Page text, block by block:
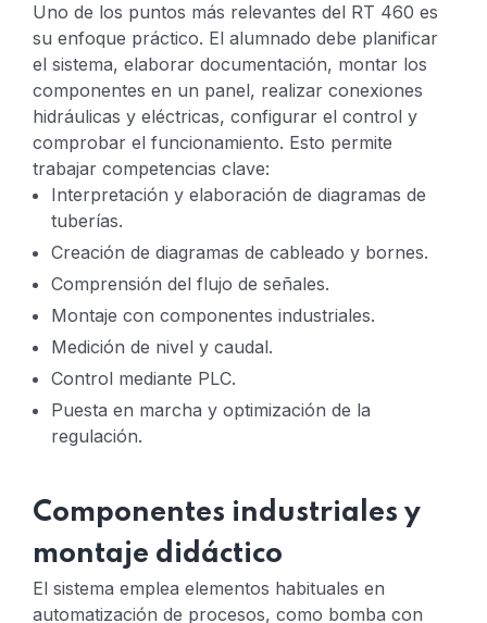
Uno de los puntos más relevantes del RT 460 es
su enfoque práctico. El alumnado debe planificar
el sistema, elaborar documentación, montar los
componentes en un panel, realizar conexiones
hidráulicas y eléctricas, configurar el control y
comprobar el funcionamiento. Esto permite
trabajar competencias clave:
Interpretación y elaboración de diagramas de
tuberías.
Creación de diagramas de cableado y bornes.
Comprensión del flujo de señales.
Montaje con componentes industriales.
Medición de nivel y caudal.
Control mediante PLC.
Puesta en marcha y optimización de la
regulación.
Componentes industriales y
montaje didáctico
El sistema emplea elementos habituales en
automatización de procesos, como bomba con